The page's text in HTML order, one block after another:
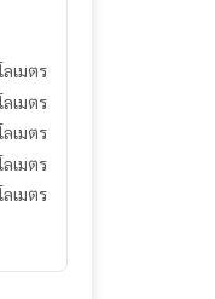
ลเมตร
ลเมตร
ลเมตร
ลเมตร
ลเมตร